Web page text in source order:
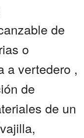
de
o
a vertedero ,
de
de un